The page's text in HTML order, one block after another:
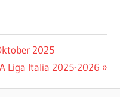
2025
Liga Italia 2025-2026